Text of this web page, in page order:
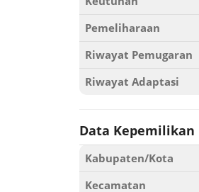
Pemeliharaan
Riwayat Pemugaran
Riwayat Adaptasi
Data Kepemilikan
Kabupaten/Kota
Kecamatan